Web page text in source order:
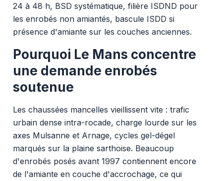
24 à 48 h, BSD systématique, filière ISDND pour
les enrobés non amiantés, bascule ISDD si
présence d'amiante sur les couches anciennes.
Pourquoi Le Mans concentre
une demande enrobés
soutenue
Les chaussées mancelles vieillissent vite : trafic
urbain dense intra-rocade, charge lourde sur les
axes Mulsanne et Arnage, cycles gel-dégel
marqués sur la plaine sarthoise. Beaucoup
d'enrobés posés avant 1997 contiennent encore
de l'amiante en couche d'accrochage, ce qui